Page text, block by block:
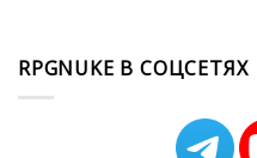
RPGNUKE В СОЦСЕТЯХ